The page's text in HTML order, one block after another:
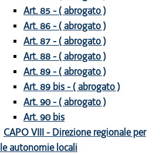
Art. 85 - ( abrogato )
Art. 86 - ( abrogato )
Art. 87 - ( abrogato )
Art. 88 - ( abrogato )
Art. 89 - ( abrogato )
Art. 89 bis - ( abrogato )
Art. 90 - ( abrogato )
Art. 90 bis
CAPO VIII - Direzione regionale per
le autonomie locali